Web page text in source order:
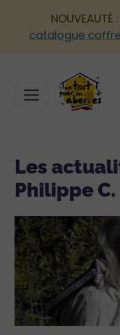
NOUVEAUTÉ :
catalogue
Les
Philippe C.